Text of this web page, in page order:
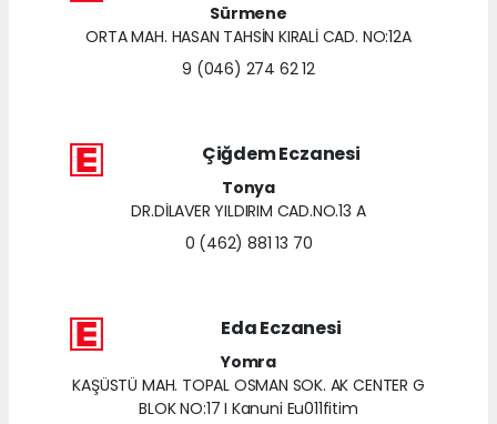
Sürmene
ORTA MAH. HASAN TAHSİN KIRALİ CAD. NO:12A
9 (046) 274 62 12
Çiğdem Eczanesi
Tonya
DR.DİLAVER YILDIRIM CAD.NO.13 A
0 (462) 881 13 70
Eda Eczanesi
Yomra
KAŞÜSTÜ MAH. TOPAL OSMAN SOK. AK CENTER G
BLOK NO:17 I Kanuni Eu011fitim